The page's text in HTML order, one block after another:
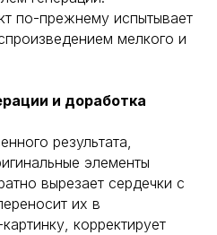
по-прежнему испытывает
мелкого и
и доработка
результата,
элементы
вырезает сердечки с
их в
корректирует